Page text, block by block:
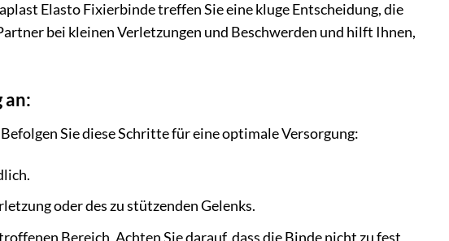
Elasto Fixierbinde treffen Sie eine kluge Entscheidung, die
bei kleinen Verletzungen und Beschwerden und hilft Ihnen,
an:
Sie diese Schritte für eine optimale Versorgung:
oder des zu stützenden Gelenks.
Bereich. Achten Sie darauf, dass die Binde nicht zu fest